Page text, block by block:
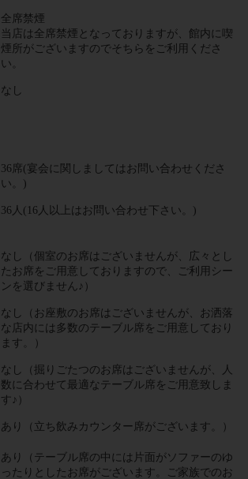
全席禁煙
当店は全席禁煙となっておりますが、館内に喫
煙所がございますのでそちらをご利用くださ
い。
なし
36席(宴会に関しましてはお問い合わせくださ
い。)
36人(16人以上はお問い合わせ下さい。)
なし（個室のお席はございませんが、広々とし
たお席をご用意しておりますので、ご利用シー
ンを選びません♪）
なし（お座敷のお席はございませんが、お洒落
な店内には多数のテーブル席をご用意しており
ます。）
なし（掘りごたつのお席はございませんが、人
数に合わせて最適なテーブル席をご用意致しま
す♪）
あり（立ち飲みカウンター席がございます。）
あり（テーブル席の中には片面がソファーのゆ
ったりとしたお席がございます。ご家族でのお